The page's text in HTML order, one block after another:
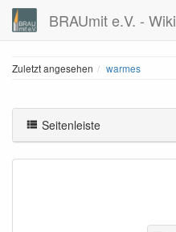
BRAUmit e.V. - Wiki
Zuletzt angesehen warmes
Seitenleiste